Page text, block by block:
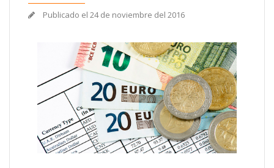
Publicado el 24 de noviembre del 2016